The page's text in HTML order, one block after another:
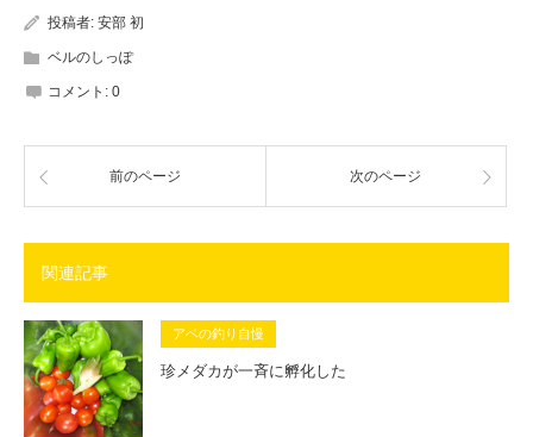
投稿者: 安部 初
ベルのしっぽ
コメント: 0
前のページ 次のページ
関連記事
アベの釣り自慢
珍メダカが一斉に孵化した